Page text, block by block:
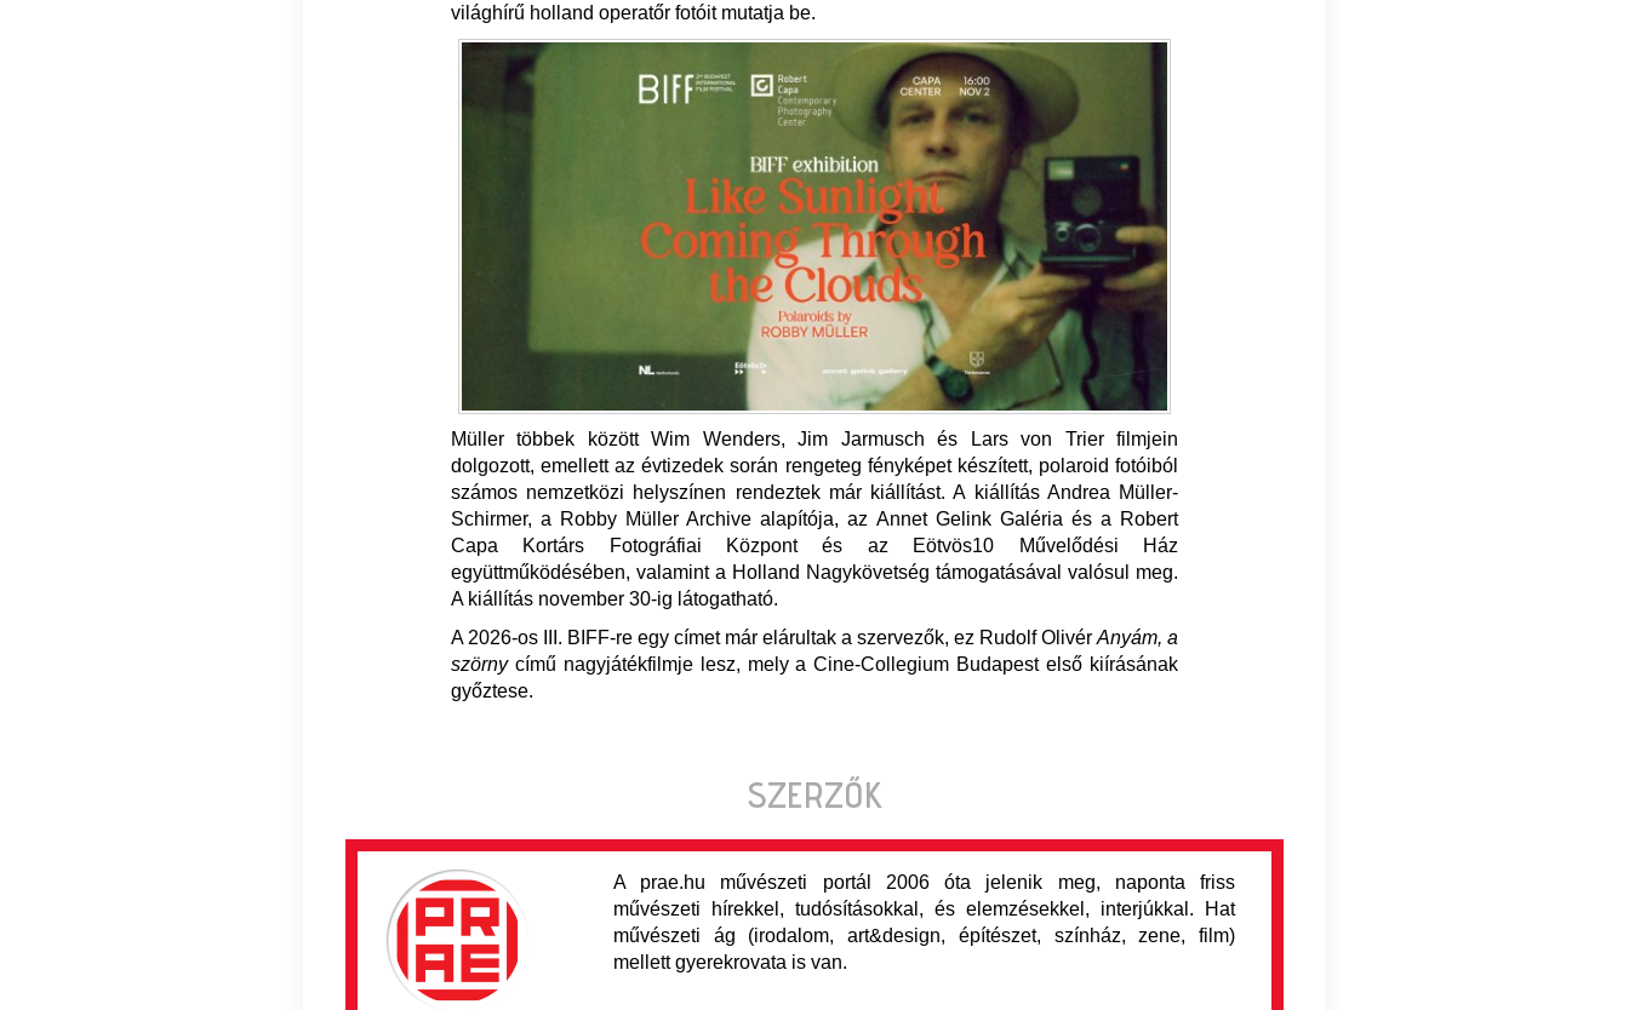
világhírű holland operatőr fotóit mutatja be.
Müller többek között Wim Wenders, Jim Jarmusch és Lars von Trier filmjein
dolgozott, emellett az évtizedek során rengeteg fényképet készített, polaroid fotóiból
számos nemzetközi helyszínen rendeztek már kiállítást. A kiállítás Andrea Müller-
Schirmer, a Robby Müller Archive alapítója, az Annet Gelink Galéria és a Robert
Capa Kortárs Fotográfiai Központ és az Eötvös10 Művelődési Ház
együttműködésében, valamint a Holland Nagykövetség támogatásával valósul meg.
A kiállítás november 30-ig látogatható.
A 2026-os III. BIFF-re egy címet már elárultak a szervezők, ez Rudolf Olivér Anyám, a
szörnycímű nagyjátékfilmje lesz, mely a Cine-Collegium Budapest első kiírásának
győztese.
SZERZŐK
A prae.hu művészeti portál 2006 óta jelenik meg, naponta friss
művészeti hírekkel, tudósításokkal, és elemzésekkel, interjúkkal. Hat
művészeti ág (irodalom, art&design, építészet, színház, zene, film)
mellett gyerekrovata is van.